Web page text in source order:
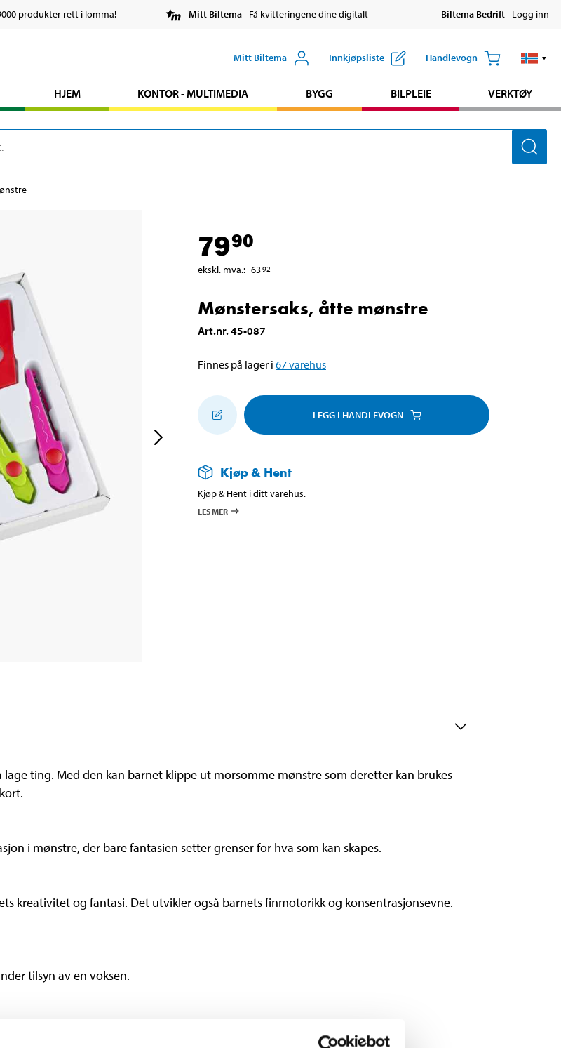
produkter rett i lomma! Mitt Biltema- Få kvitteringene dine digitalt Biltema Bedrift- Logg inn
Mitt Biltema Innkjøpsliste Handlevogn
HJEM KONTOR - MULTIMEDIA BYGG BILPLEIE VERKTØY
7990
ekskl. mva.: 6392
Mønstersaks, åtte mønstre
Art.nr.45-087
Finnes på lager i 67varehus
LEGG I HANDLEVOGN
Kjøp & Hent
Kjøp & Hent i ditt varehus.
LES MER
ting. Med den kan barnet klippe ut morsomme mønstre som deretter kan brukes
i mønstre, der bare fantasien setter grenser for hva som kan skapes.
kreativitet og fantasi. Det utvikler også barnets finmotorikk og konsentrasjonsevne.
tilsyn av en voksen.